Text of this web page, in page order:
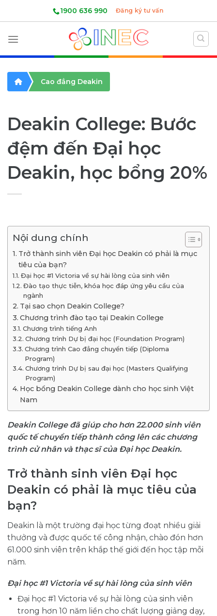
1900 636 990 Đăng ký tư vấn
Cao đẳng Deakin
Deakin College: Bước
đệm đến Đại học
Deakin, học bổng 20%
Nội dung chính
Trở thành sinh viên Đại học Deakin có phải là mục
tiêu của bạn?
Đại học #1 Victoria về sự hài lòng của sinh viên
Đào tạo thực tiễn, khóa học đáp ứng yêu cầu của
ngành
Tại sao chọn Deakin College?
Chương trình đào tạo tại Deakin College
Chương trình tiếng Anh
Chương trình Dự bị đại học (Foundation Program)
Chương trình Cao đẳng chuyển tiếp (Diploma
Program)
Chương trình Dự bị sau đại học (Masters Qualifying
Program)
Học bổng Deakin College dành cho học sinh Việt
Nam
Deakin College đã giúp cho hơn 22.000 sinh viên
quốc tế chuyển tiếp thành công lên các chương
trình cử nhân và thạc sĩ của Đại học Deakin.
Trở thành sinh viên Đại học
Deakin có phải là mục tiêu của
bạn?
Deakin là một trường đại học từng đoạt nhiều giải
thưởng và được quốc tế công nhận, chào đón hơn
61.000 sinh viên trên khắp thế giới đến học tập mỗi
năm.
Đại học #1 Victoria về sự hài lòng của sinh viên
Đại học #1 Victoria về sự hài lòng của sinh viên
trong hơn 10 năm liền cho chất lượng giảng dạy,